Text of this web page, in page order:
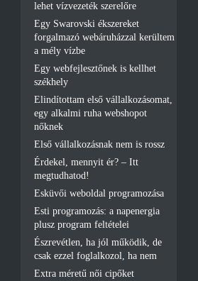
lehet vízvezeték szerelőre
Egy Swarovski ékszereket
forgalmazó webáruházzal kerültem
a mély vízbe
Egy webfejlesztőnek is kellhet
székhely
Elindítottam első vállalkozásomat,
egy alkalmi ruha webshopot
nőknek
Első vállalkozásnak nem is rossz
Érdekel, mennyit ér? – Itt
megtudhatod!
Esküvői weboldal programozása
Esti programozás: a napenergia
plusz program feltételei
Észrevétlen, ha jól működik, de
csak ezzel foglalkozol, ha nem
Extra méretű női cipőket